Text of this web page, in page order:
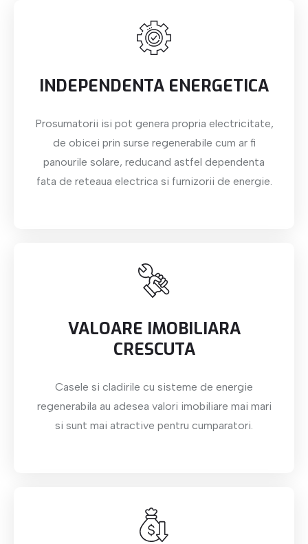
INDEPENDENTA ENERGETICA
Prosumatorii isi pot genera propria electricitate,
de obicei prin surse regenerabile cum ar fi
panourile solare, reducand astfel dependenta
fata de reteaua electrica si furnizorii de energie.
VALOARE IMOBILIARA
CRESCUTA
Casele si cladirile cu sisteme de energie
regenerabila au adesea valori imobiliare mai mari
si sunt mai atractive pentru cumparatori.